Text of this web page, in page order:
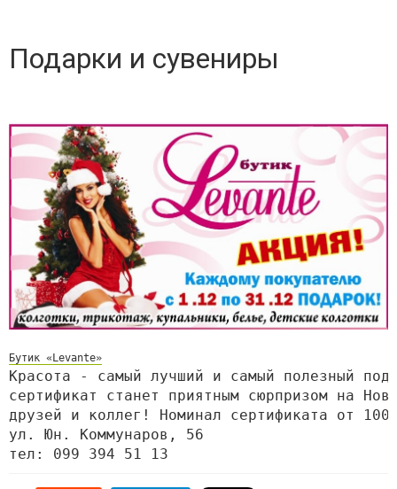
Подарки и сувениры
Бутик «Levante»
Красота - самый лучший и самый полезный
сертификат станет приятным сюрпризом на
друзей и коллег! Номинал сертификата от
ул. Юн. Коммунаров, 56
тел: 099 394 51 13